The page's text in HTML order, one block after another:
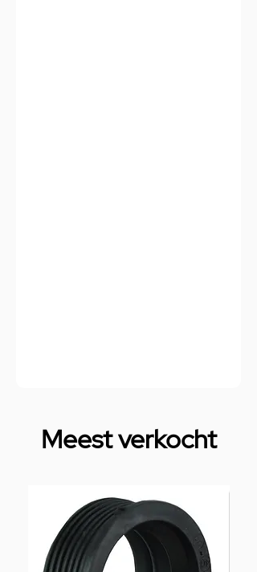
Meest verkocht